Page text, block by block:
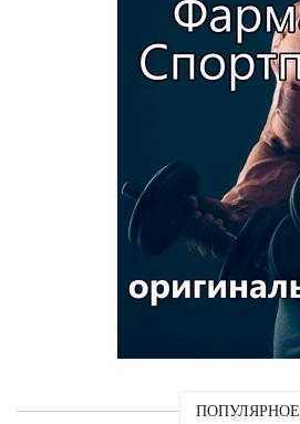
ПОПУЛЯРНОЕ